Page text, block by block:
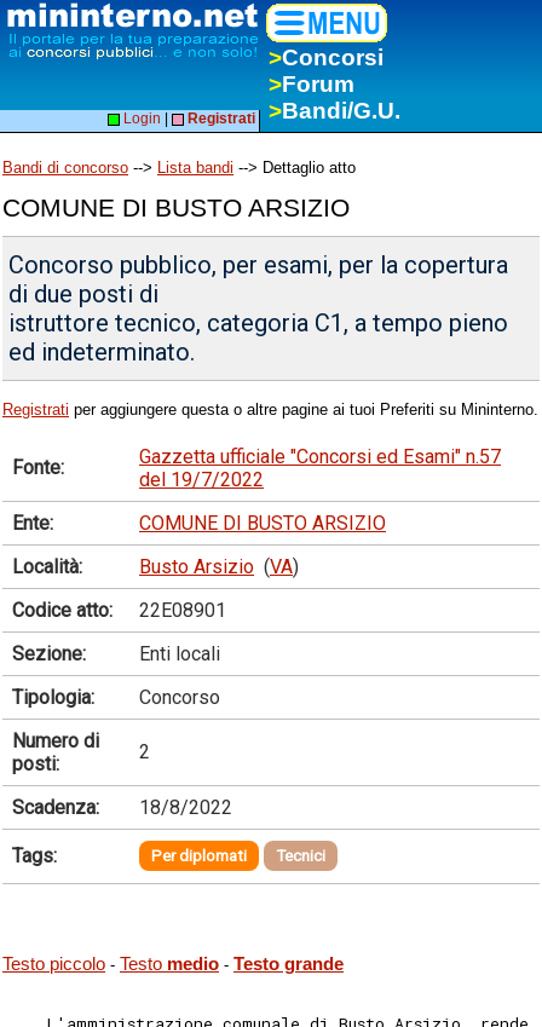
>Concorsi
>Forum
>Bandi/G.U.
Login Registrati
Bandi di concorso --> Lista bandi --> Dettaglio atto
COMUNE DI BUSTO ARSIZIO
Concorso pubblico, per esami, per la copertura
di due posti di
istruttore tecnico, categoria C1, a tempo pieno
ed indeterminato.
Registrati per aggiungere questa o altre pagine ai tuoi Preferiti su Mininterno.
Fonte:
Gazzetta ufficiale "Concorsi ed Esami" n.57
del 19/7/2022
Ente:
COMUNE DI BUSTO ARSIZIO
Località:
Busto Arsizio (VA)
Codice atto:
22E08901
Sezione:
Enti locali
Tipologia:
Concorso
Numero di
posti:
2
Scadenza: 18/8/2022
Tags: Per diplomati Tecnici
Testo piccolo - Testo medio - Testo grande